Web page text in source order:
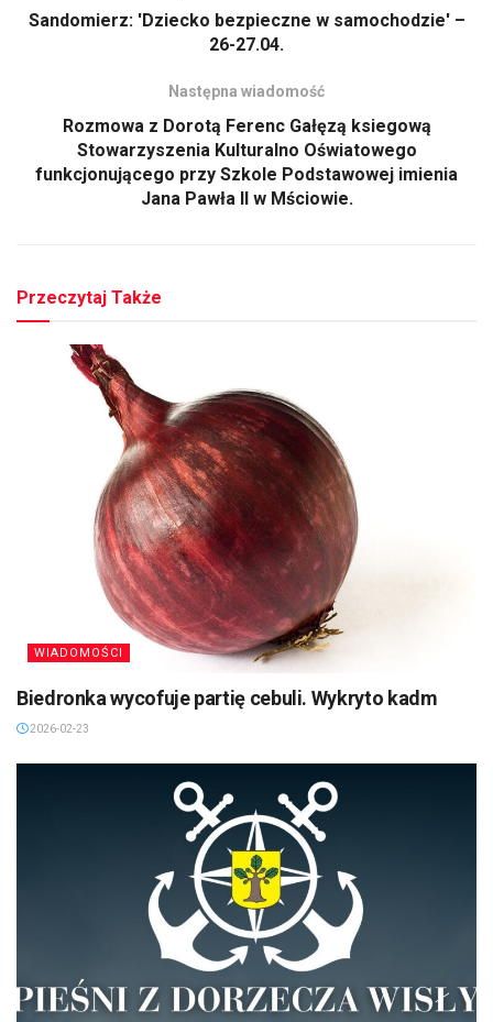
Sandomierz: 'Dziecko bezpieczne w samochodzie' –
26-27.04.
Następna wiadomość
Rozmowa z Dorotą Ferenc Gałęzą ksiegową
Stowarzyszenia Kulturalno Oświatowego
funkcjonującego przy Szkole Podstawowej imienia
Jana Pawła II w Mściowie.
Przeczytaj Także
WIADOMOŚCI
Biedronka wycofuje partię cebuli. Wykryto kadm
2026-02-23